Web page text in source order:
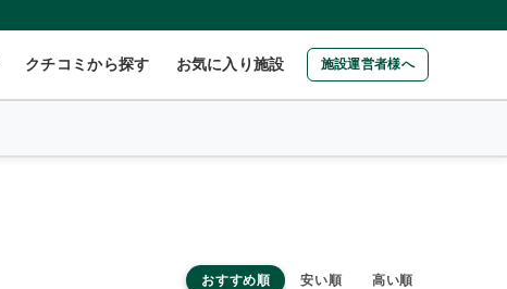
クチコミから探す お気に入り施設 施設運営者様へ
おすすめ順 安い順 高い順